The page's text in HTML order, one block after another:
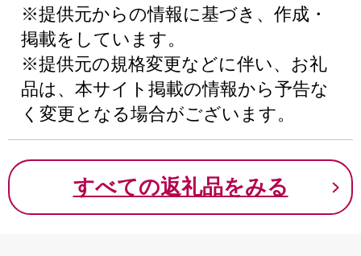
※提供元からの情報に基づき、作成・
掲載をしています。
※提供元の規格変更などに伴い、お礼
品は、本サイト掲載の情報から予告な
く変更となる場合がございます。
すべての返礼品をみる